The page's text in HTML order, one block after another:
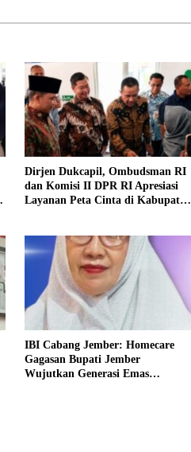
Dirjen Dukcapil, Ombudsman RI
dan Komisi II DPR RI Apresiasi
Layanan Peta Cinta di Kabupaten
IBI Cabang Jember: Homecare
Gagasan Bupati Jember
Wujutkan Generasi Emas